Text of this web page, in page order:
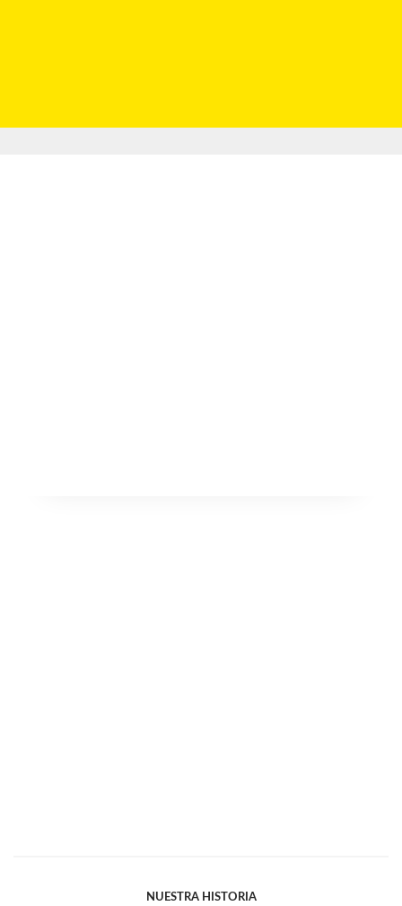
NUESTRA HISTORIA